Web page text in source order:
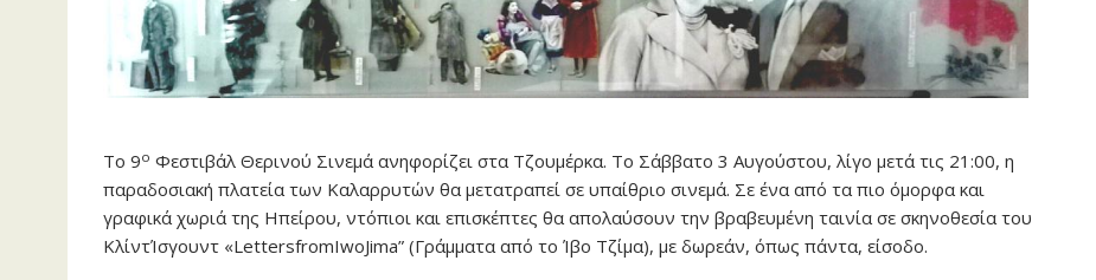
Το 9ο Φεστιβάλ Θερινού Σινεμά ανηφορίζει στα Τζουμέρκα. Το Σάββατο 3 Αυγούστου, λίγο μετά τις 21:00, η
παραδοσιακή πλατεία των Καλαρρυτών θα μετατραπεί σε υπαίθριο σινεμά. Σε ένα από τα πιο όμορφα και
γραφικά χωριά της Ηπείρου, ντόπιοι και επισκέπτες θα απολαύσουν την βραβευμένη ταινία σε σκηνοθεσία του
ΚλίντΊσγουντ «LettersfromIwoJima” (Γράμματα από το Ίβο Τζίμα), με δωρεάν, όπως πάντα, είσοδο.